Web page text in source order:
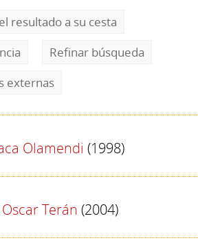
resultado a su cesta
Refinar búsqueda
externas
Olamendi (1998)
Oscar Terán (2004)